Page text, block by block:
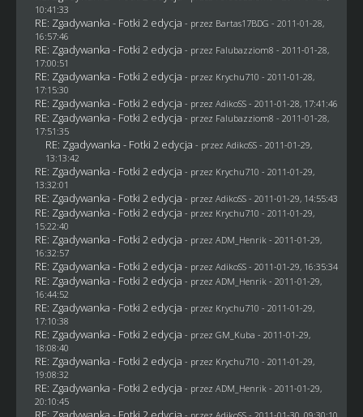
10:41:33
RE: Zgadywanka - Fotki 2 edycja - przez Bartas17BDG - 2011-01-28,
16:57:46
RE: Zgadywanka - Fotki 2 edycja - przez Falubazziom8 - 2011-01-28,
17:00:51
RE: Zgadywanka - Fotki 2 edycja - przez Krychu710 - 2011-01-28,
17:15:30
RE: Zgadywanka - Fotki 2 edycja - przez AdikoSS - 2011-01-28, 17:41:46
RE: Zgadywanka - Fotki 2 edycja - przez Falubazziom8 - 2011-01-28,
17:51:35
RE: Zgadywanka - Fotki 2 edycja - przez AdikoSS - 2011-01-29,
13:13:42
RE: Zgadywanka - Fotki 2 edycja - przez Krychu710 - 2011-01-29,
13:32:01
RE: Zgadywanka - Fotki 2 edycja - przez AdikoSS - 2011-01-29, 14:55:43
RE: Zgadywanka - Fotki 2 edycja - przez Krychu710 - 2011-01-29,
15:22:40
RE: Zgadywanka - Fotki 2 edycja - przez ADM_Henrik - 2011-01-29,
16:32:57
RE: Zgadywanka - Fotki 2 edycja - przez AdikoSS - 2011-01-29, 16:35:34
RE: Zgadywanka - Fotki 2 edycja - przez ADM_Henrik - 2011-01-29,
16:44:52
RE: Zgadywanka - Fotki 2 edycja - przez Krychu710 - 2011-01-29,
17:10:38
RE: Zgadywanka - Fotki 2 edycja - przez GM_Kuba - 2011-01-29,
18:08:40
RE: Zgadywanka - Fotki 2 edycja - przez Krychu710 - 2011-01-29,
19:08:32
RE: Zgadywanka - Fotki 2 edycja - przez ADM_Henrik - 2011-01-29,
20:10:45